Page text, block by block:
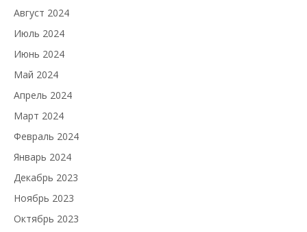
Август 2024
Июль 2024
Июнь 2024
Май 2024
Апрель 2024
Март 2024
Февраль 2024
Январь 2024
Декабрь 2023
Ноябрь 2023
Октябрь 2023